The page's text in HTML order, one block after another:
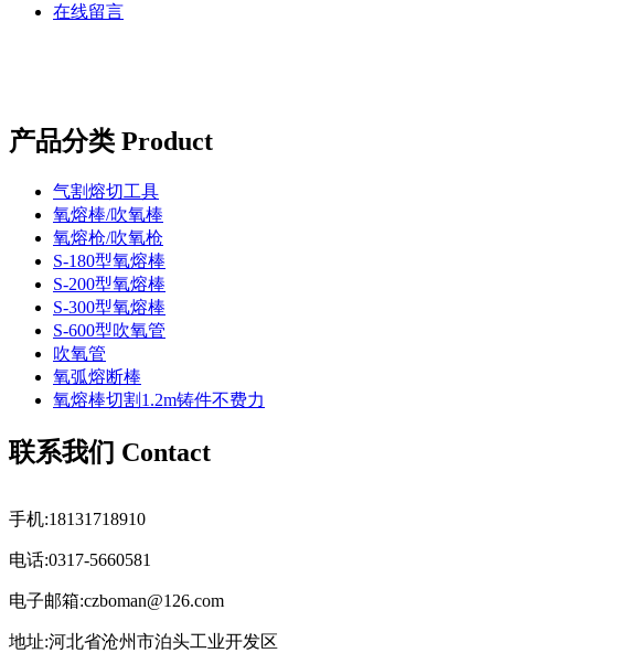
在线留言
产品分类 Product
气割熔切工具
氧熔棒/吹氧棒
氧熔枪/吹氧枪
S-180型氧熔棒
S-200型氧熔棒
S-300型氧熔棒
S-600型吹氧管
吹氧管
氧弧熔断棒
氧熔棒切割1.2m铸件不费力
联系我们 Contact
手机:18131718910
电话:0317-5660581
电子邮箱:czboman@126.com
地址:河北省沧州市泊头工业开发区